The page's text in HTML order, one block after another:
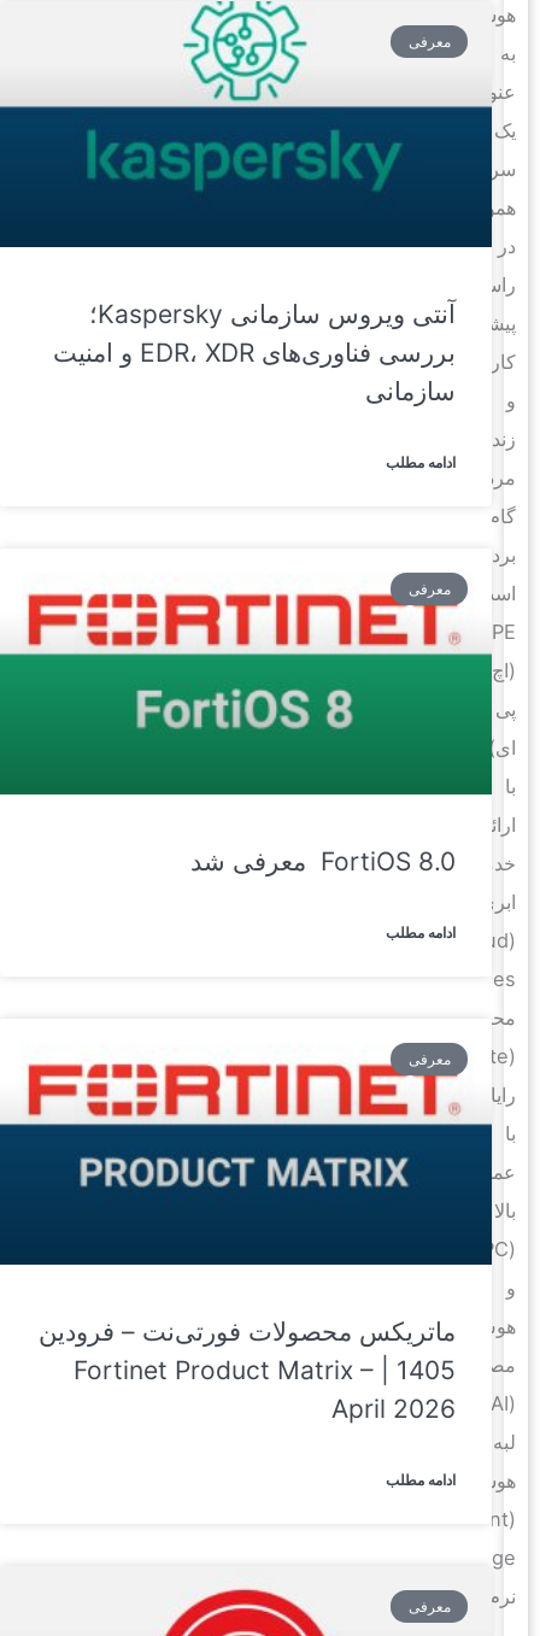
هوشمند،
عنوان
سرویس،
همواره
راستای
پیشرفت
کار
زندگی
مردم
گام
برداشته
است.
HPE
ای)
ارائه
خدمات
ابری
(Cloud
محاسبه
(Compute)،
رایانش
عملکرد
هوش
مصنوعی
(AI)،
هوشمند
(Intelligent
نرم‌افزار
معرفی
آنتی ویروس سازمانی Kaspersky؛
بررسی فناوری‌های EDR، XDR و امنیت
سازمانی
ادامه مطلب
معرفی
FortiOS 8.0 معرفی شد
ادامه مطلب
معرفی
ماتریکس محصولات فورتی‌نت – فرودین
1405 | Fortinet Product Matrix –
April 2026
ادامه مطلب
معرفی